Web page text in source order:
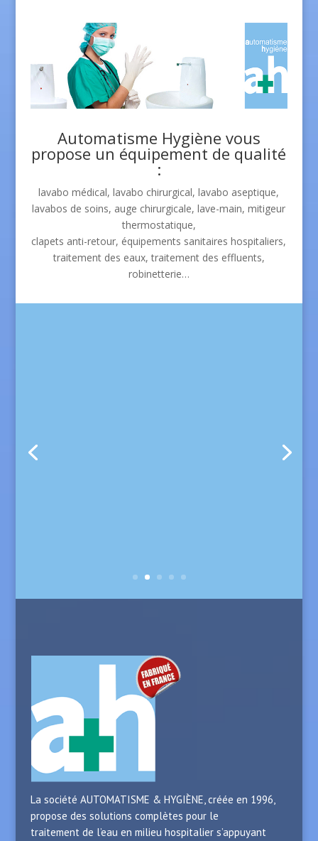
Automatisme Hygiène vous
propose un équipement de qualité
:
lavabo médical, lavabo chirurgical, lavabo aseptique,
lavabos de soins, auge chirurgicale, lave-main, mitigeur
thermostatique,
clapets anti-retour, équipements sanitaires hospitaliers,
traitement des eaux, traitement des effluents,
robinetterie…
d’un service de néonatologie de niveau 2B.
La société AUTOMATISME & HYGIÈNE, créée en 1996,
propose des solutions complètes pour le
traitement de l’eau en milieu hospitalier s’appuyant